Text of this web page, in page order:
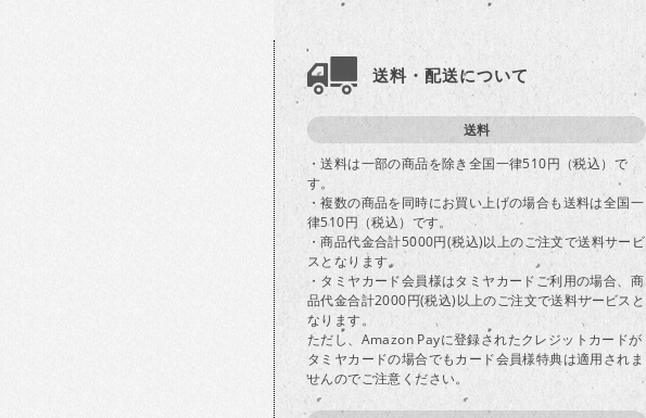
送料・配送について
送料
・送料は一部の商品を除き全国一律510円（税込）で
す。
・複数の商品を同時にお買い上げの場合も送料は全国一
律510円（税込）です。
・商品代金合計5000円(税込)以上のご注文で送料サービ
スとなります。
・タミヤカード会員様はタミヤカードご利用の場合、商
品代金合計2000円(税込)以上のご注文で送料サービスと
なります。
ただし、Amazon Payに登録されたクレジットカードが
タミヤカードの場合でもカード会員様特典は適用されま
せんのでご注意ください。